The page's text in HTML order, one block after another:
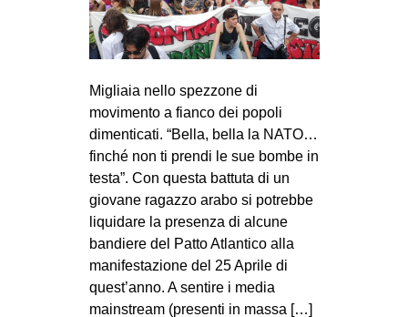
MUSICA
RECENSIONI
INTERNAZIONALE
AFRICA
AMERICHE
ESTREMO ORIENTE
EUROPA
MEDIO ORIENTE
MONDO
EVENTI
Migliaia nello spezzone di
movimento a fianco dei popoli
dimenticati. “Bella, bella la NATO…
finché non ti prendi le sue bombe in
testa”. Con questa battuta di un
giovane ragazzo arabo si potrebbe
liquidare la presenza di alcune
bandiere del Patto Atlantico alla
manifestazione del 25 Aprile di
quest’anno. A sentire i media
mainstream (presenti in massa […]